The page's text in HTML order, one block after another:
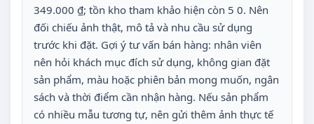
349.000 ₫; tồn kho tham khảo hiện còn 5 0. Nên
đối chiếu ảnh thật, mô tả và nhu cầu sử dụng
trước khi đặt. Gợi ý tư vấn bán hàng: nhân viên
nên hỏi khách mục đích sử dụng, không gian đặt
sản phẩm, màu hoặc phiên bản mong muốn, ngân
sách và thời điểm cần nhận hàng. Nếu sản phẩm
có nhiều mẫu tương tự, nên gửi thêm ảnh thực tế